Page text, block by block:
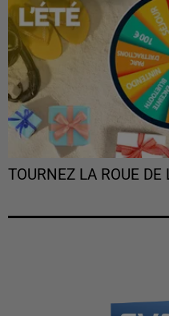
TOURNEZ LA ROUE DE